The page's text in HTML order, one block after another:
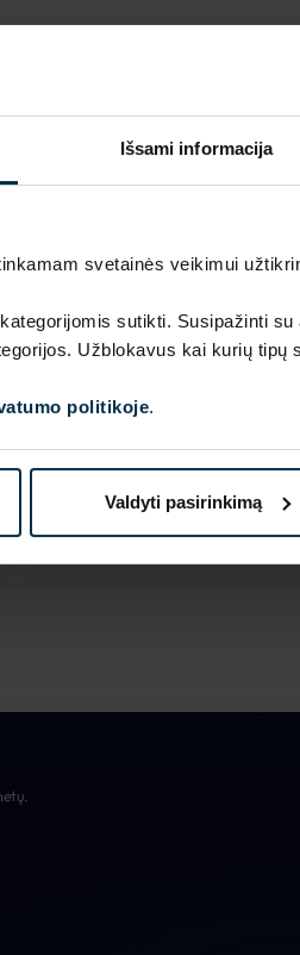
Išsami informacija
svetainės veikimui
sutikti. Susipažinti
Užblokavus kai kurių
politikoje.
Valdyti pasirinkimą
Daugiau apie mus